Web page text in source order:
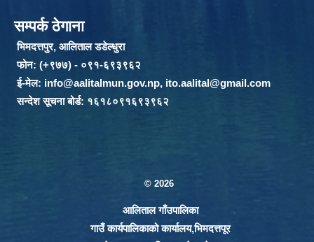
सम्पर्क ठेगाना
भिमदत्तपुर, आलिताल डडेल्धुरा
फोन: (+९७७) - ०९१-६९३९६२
ई-मेल: info@aalitalmun.gov.np, ito.aalital@gmail.com
सन्देश सूचना बोर्ड: १६१८०९१६९३९६२
© 2026
आलिताल गाँउपालिका
गाउँ कार्यपालिकाको कार्यालय,भिमदत्तपूर